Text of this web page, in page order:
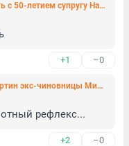
Песков вышел на лед, чтобы поздравить с 50-летием супругу Навку. Видео
+1 –0
В Музее Фаберже открыли выставку картин экс-чиновницы Минобороны Евгении Васильевой из собрания Алсу
рефлекс...
+2 –0